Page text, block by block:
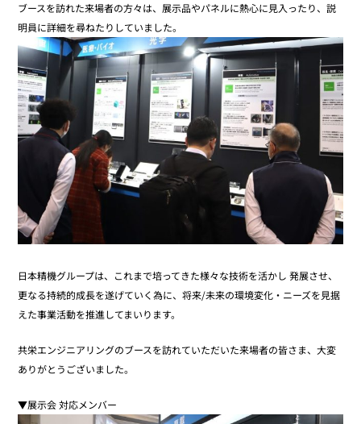
ブースを訪れた来場者の方々は、展示品やパネルに熱心に見入ったり、説
明員に詳細を尋ねたりしていました。
日本精機グループは、これまで培ってきた様々な技術を活かし 発展させ、
更なる持続的成長を遂げていく為に、将来/未来の環境変化・ニーズを見据
えた事業活動を推進してまいります。
共栄エンジニアリングのブースを訪れていただいた来場者の皆さま、大変
ありがとうございました。
▼展示会 対応メンバー